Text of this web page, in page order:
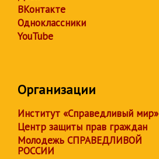
ВКонтакте
Одноклассники
YouTube
Организации
Институт «Справедливый мир»
Центр защиты прав граждан
Молодежь СПРАВЕДЛИВОЙ
РОССИИ